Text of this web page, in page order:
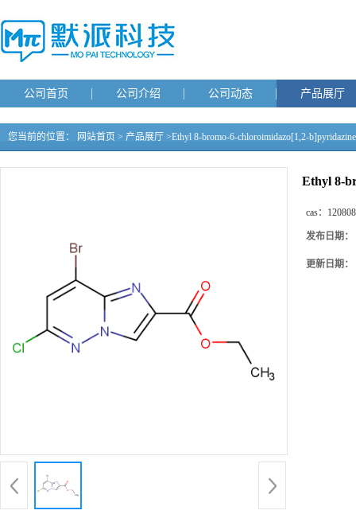
公司首页 公司介绍 公司动态 产品展厅
您当前的位置： 网站首页 > 产品展厅 >Ethyl 8-bromo-6-chloroimidazo[1,2-
Ethyl 8-
cas：
发布日期：
更新日期：